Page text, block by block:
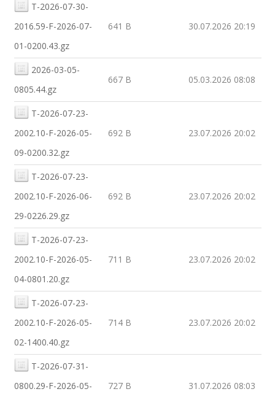
T-2026-07-30-
2016.59-F-2026-07-
01-0200.43.gz
641 B 30.07.2026 20:19
2026-03-05-
0805.44.gz
667 B 05.03.2026 08:08
T-2026-07-23-
2002.10-F-2026-05-
09-0200.32.gz
692 B 23.07.2026 20:02
T-2026-07-23-
2002.10-F-2026-06-
29-0226.29.gz
692 B 23.07.2026 20:02
T-2026-07-23-
2002.10-F-2026-05-
04-0801.20.gz
711 B 23.07.2026 20:02
T-2026-07-23-
2002.10-F-2026-05-
02-1400.40.gz
714 B 23.07.2026 20:02
T-2026-07-31-
0800.29-F-2026-05-
727 B 31.07.2026 08:03